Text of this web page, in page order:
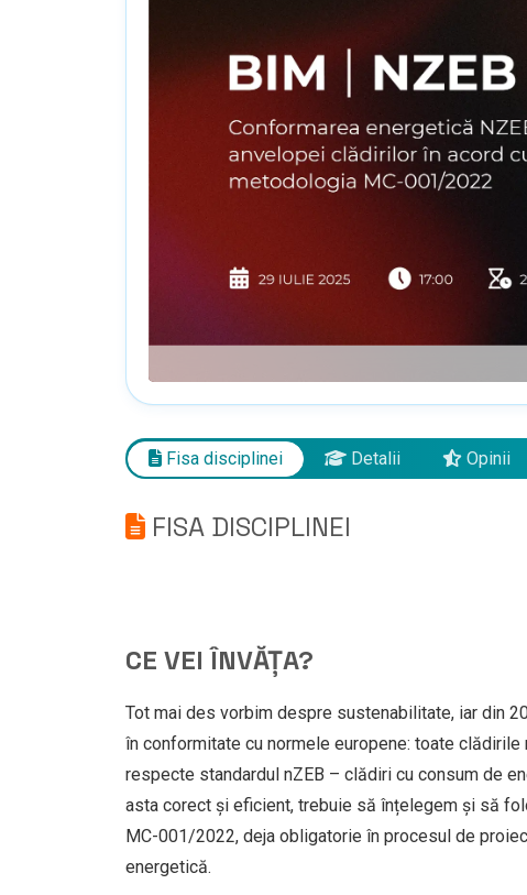
Fisa disciplinei Detalii Opinii
FISA DISCIPLINEI
CE VEI ÎNVĂȚA?
Tot mai des vorbim despre sustenabilitate, iar din
în conformitate cu normele europene: toate clădirile
respecte standardul nZEB – clădiri cu consum de
asta corect și eficient, trebuie să înțelegem și să
MC-001/2022, deja obligatorie în procesul de
energetică.